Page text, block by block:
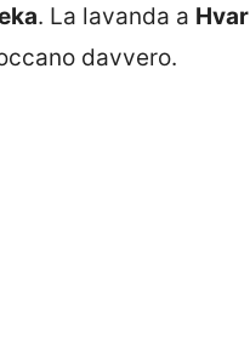
. La lavanda a Hvar
davvero.